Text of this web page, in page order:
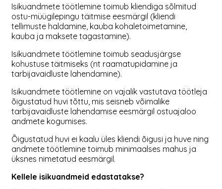
Isikuandmete töötlemine toimub kliendiga sõlmitud
ostu-müügilepingu täitmise eesmärgil (kliendi
tellimuste haldamine, kauba kohaletoimetamine,
kauba ja maksete tagastamine).
Isikuandmete töötlemine toimub seadusjärgse
kohustuse täitmiseks (nt raamatupidamine ja
tarbijavaidluste lahendamine).
Isikuandmete töötlemine on vajalik vastutava töötleja
õigustatud huvi tõttu, mis seisneb võimalike
tarbijavaidluste lahendamise eesmärgil ostuajaloo
andmete kogumises.
Õigustatud huvi ei kaalu üles kliendi õigusi ja huve ning
andmete töötlemine toimub minimaalses mahus ja
üksnes nimetatud eesmärgil.
Kellele isikuandmeid edastatakse?